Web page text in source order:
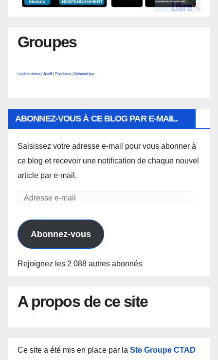
Groupes
Le plus récent Actif Populaire Alphabétique
ABONNEZ-VOUS À CE BLOG PAR E-MAIL.
Saisissez votre adresse e-mail pour vous abonner à
ce blog et recevoir une notification de chaque nouvel
article par e-mail.
Adresse
mail
Abonnez-vous
Rejoignez les 2 088 autres abonnés
A propos de ce site
Ce site a été mis en place par la Ste Groupe CTAD